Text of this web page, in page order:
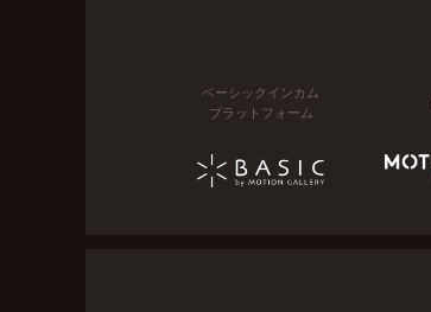
ベーシックインカム
プラットフォーム